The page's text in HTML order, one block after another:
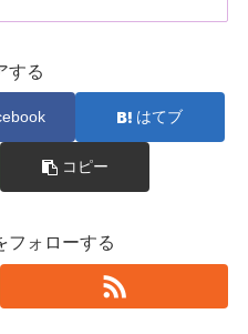
する
はてブ
コピー
フォローする